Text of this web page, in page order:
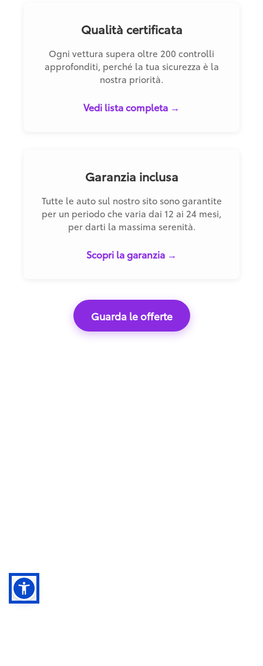
Qualità certificata
Ogni vettura supera oltre 200 controlli
approfonditi, perché la tua sicurezza è la
nostra priorità.
Vedi lista completa →
Garanzia inclusa
Tutte le auto sul nostro sito sono garantite
per un periodo che varia dai 12 ai 24 mesi,
per darti la massima serenità.
Scopri la garanzia →
Guarda le offerte